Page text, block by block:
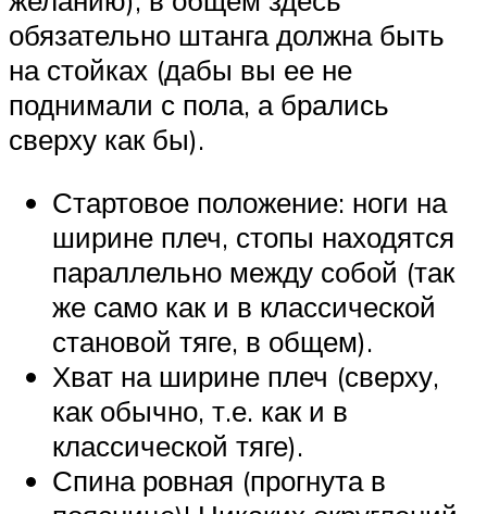
обязательно штанга должна быть
на стойках (дабы вы ее не
поднимали с пола, а брались
сверху как бы).
Стартовое положение: ноги на
ширине плеч, стопы находятся
параллельно между собой (так
же само как и в классической
становой тяге, в общем).
Хват на ширине плеч (сверху,
как обычно, т.е. как и в
классической тяге).
Спина ровная (прогнута в